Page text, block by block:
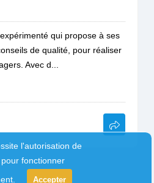
qui propose à ses
de qualité, pour réaliser
Avec d...
l'autorisation de
fonctionner
Accepter